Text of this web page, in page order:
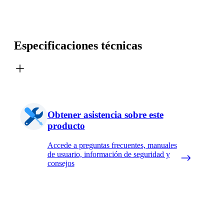
Especificaciones técnicas
Obtener asistencia sobre este
producto
Accede a preguntas frecuentes, manuales
de usuario, información de seguridad y
consejos